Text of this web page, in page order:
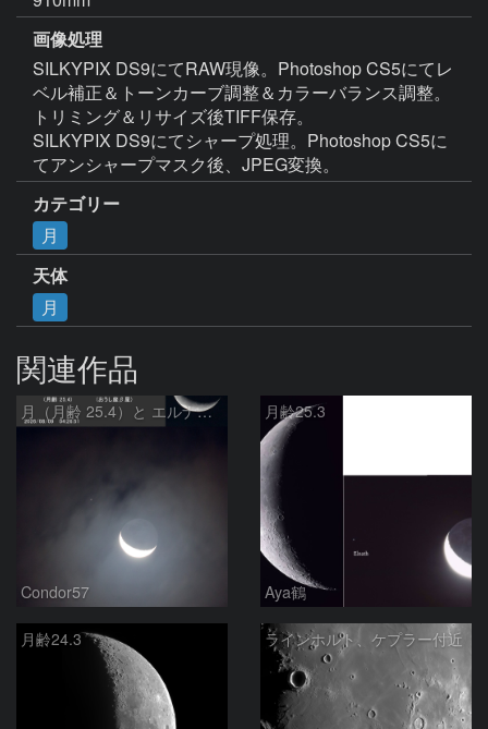
画像処理
SILKYPIX DS9にてRAW現像。Photoshop CS5にてレ
ベル補正＆トーンカーブ調整＆カラーバランス調整。
トリミング＆リサイズ後TIFF保存。
SILKYPIX DS9にてシャープ処理。Photoshop CS5に
てアンシャープマスク後、JPEG変換。
カテゴリー
月
天体
月
関連作品
月（月齢 25.4）と エルナト（おうし座β星）
Condor57
月齢25.3
Aya鶴
月齢24.3 ラインホルト、ケプラー付近